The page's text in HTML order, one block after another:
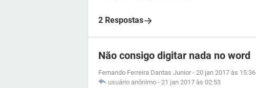
2 Respostas
Não consigo digitar nada no word
Fernando Ferreira Dantas Junior - 20 jan 2017 às 15:36
usuário anônimo - 21 jan 2017 às 02:53